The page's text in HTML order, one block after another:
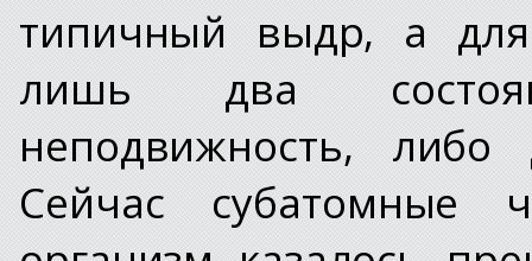
типичный выдр, а для
лишь два
неподвижность, либо
Сейчас субатомные